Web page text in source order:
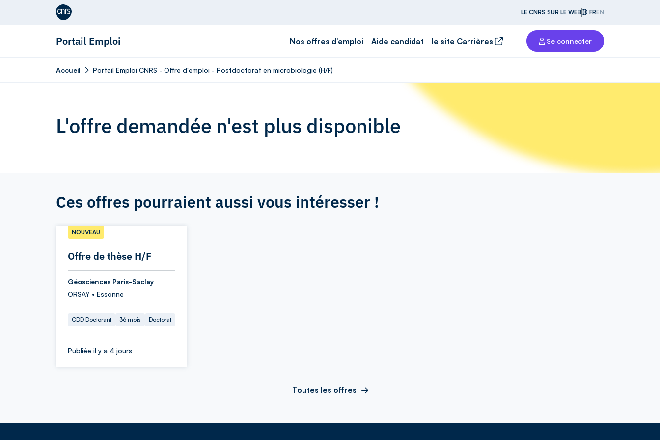
Aller au contenu
LE CNRS SUR LE WEB FREN
Portail Emploi Nos offres d’emploi Aide candidat le site Carrières Se connecter
Accueil Portail Emploi CNRS - Offre d'emploi - Postdoctorat en microbiologie (H/F)
L'offre demandée n'est plus disponible
Ces offres pourraient aussi vous intéresser !
Offre de thèse H/F
NOUVEAU
Géosciences Paris-Saclay
ORSAY • Essonne
CDD Doctorant 36 mois Doctorat
Publiée il y a 4 jours
Toutes les offres